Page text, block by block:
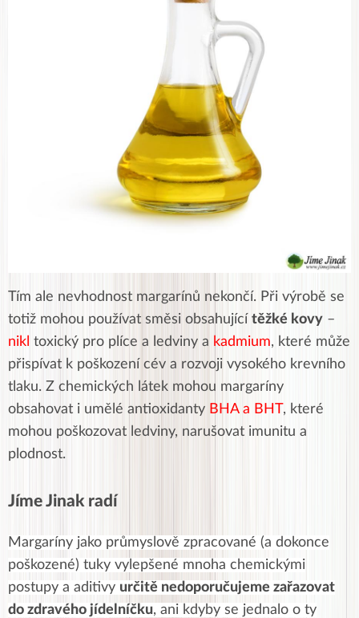
Tím ale nevhodnost margarínů nekončí. Při výrobě se
totiž mohou používat směsi obsahující těžké kovy –
nikl toxický pro plíce a ledviny a kadmium, které může
přispívat k poškození cév a rozvoji vysokého krevního
tlaku. Z chemických látek mohou margaríny
obsahovat i umělé antioxidanty BHA a BHT, které
mohou poškozovat ledviny, narušovat imunitu a
plodnost.
Jíme Jinak radí
Margaríny jako průmyslově zpracované (a dokonce
poškozené) tuky vylepšené mnoha chemickými
postupy a aditivy určitě nedoporučujeme zařazovat
do zdravého jídelníčku, ani kdyby se jednalo o ty